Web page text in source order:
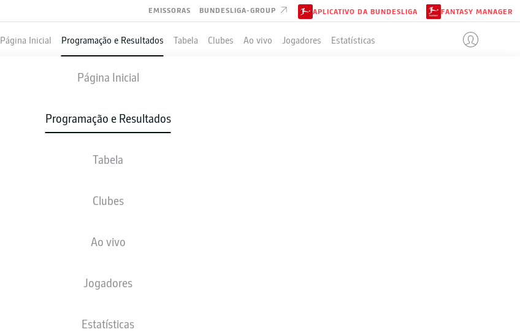
EMISSORAS BUNDESLIGA-GROUP APLICATIVO DA BUNDESLIGA FANTASY MANAGER
Página Inicial Programação e Resultados Tabela Clubes Ao vivo Jogadores Estatísticas
Página Inicial
Programação e Resultados
Tabela
Clubes
Ao vivo
Jogadores
Estatísticas
HEIDENHEIM SV SANDHAUSEN
2 1
ESCALAÇÕES
XGOLS